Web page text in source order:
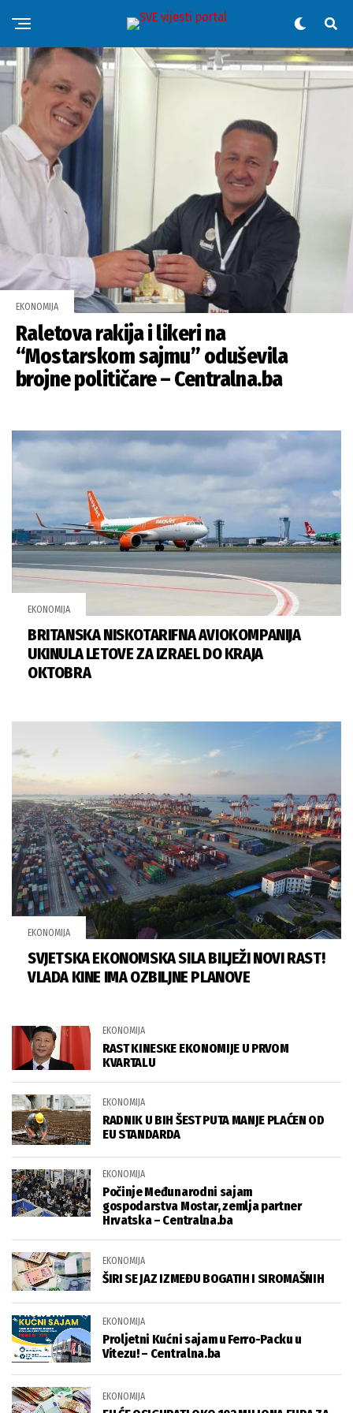
EKONOMIJA
Raletova rakija i likeri na
“Mostarskom sajmu” oduševila
brojne političare – Centralna.ba
EKONOMIJA
BRITANSKA NISKOTARIFNA AVIOKOMPANIJA
UKINULA LETOVE ZA IZRAEL DO KRAJA
OKTOBRA
EKONOMIJA
SVJETSKA EKONOMSKA SILA BILJEŽI NOVI RAST!
VLADA KINE IMA OZBILJNE PLANOVE
EKONOMIJA
RAST KINESKE EKONOMIJE U PRVOM
KVARTALU
EKONOMIJA
RADNIK U BIH ŠEST PUTA MANJE PLAĆEN OD
EU STANDARDA
EKONOMIJA
Počinje Međunarodni sajam
gospodarstva Mostar, zemlja partner
Hrvatska – Centralna.ba
EKONOMIJA
ŠIRI SE JAZ IZMEĐU BOGATIH I SIROMAŠNIH
EKONOMIJA
Proljetni Kućni sajam u Ferro-Packu u
Vitezu! – Centralna.ba
EKONOMIJA